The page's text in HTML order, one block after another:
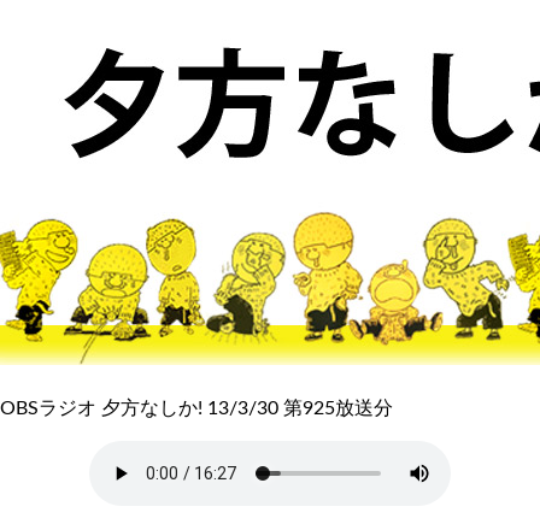
OBSラジオ 夕方なしか! 13/3/30 第925放送分